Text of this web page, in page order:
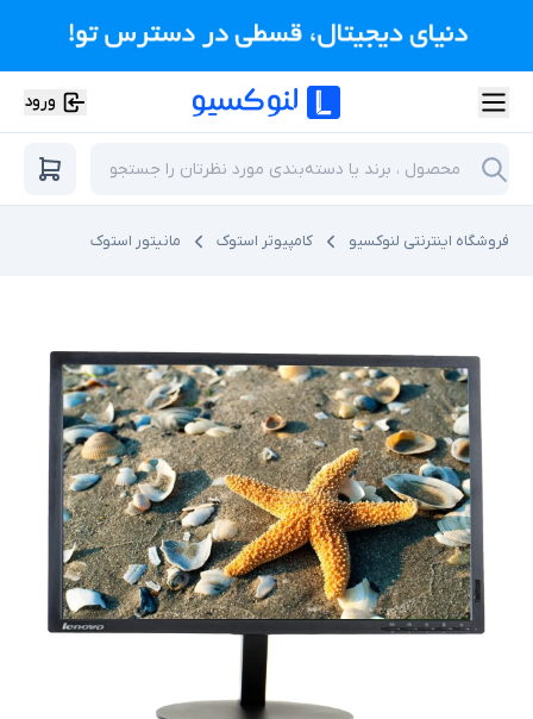
ورود
فروشگاه اینترنتی لنوکسیو کامپیوتر استوک مانیتور استوک